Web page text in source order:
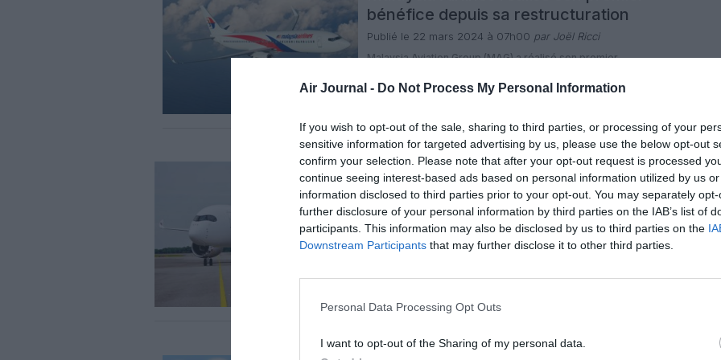
Air Journal - Do Not Process My Personal Information
If you wish to opt-out of the sale, sharing to third parties, or processing of your
sensitive information for targeted advertising by us, please use the below opt-out
confirm your selection. Please note that after your opt-out request is processed
continue seeing interest-based ads based on personal information utilized by us
information disclosed to third parties prior to your opt-out. You may separately
further disclosure of your personal information by third parties on the IAB’s list of
participants. This information may also be disclosed by us to third parties on the
Downstream Participants that may further disclose it to other third parties.
Personal Data Processing Opt Outs
I want to opt-out of the Sharing of my personal data.
bénéfice depuis sa restructuration
Publié le 22 mars 2024 à 07h00 par Joël Ricci
Malaysia Aviation Group (MAG) a réalisé son premier
passagers dans le segment premium de son transporteur
phare, Malaysia Airlines, alors que la demande de voyages
Créée en […]
Actualité
Malaysia Airlines envisage
davantage de coentreprises et de
nouvelles discussions avec Cathay
Publié le 19 mars 2024 à 15h00par Joël Ricci
Le directeur exécutif de Malaysia Aviation Group et
S’exprimant sur le podcast Aviation Week Network plus tôt